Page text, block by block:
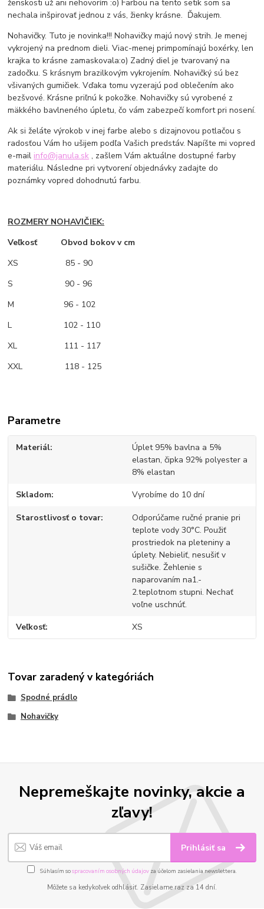
ženskosti už ani nehovorím :o) Farbou na tento setik som sa
nechala inšpirovať jednou z vás, žienky krásne. Ďakujem.
Nohavičky. Tuto je novinka!!! Nohavičky majú nový strih. Je menej
vykrojený na prednom dieli. Viac-menej primpomínajú boxérky, len
krajka to krásne zamaskovala:o) Zadný diel je tvarovaný na
zadočku. S krásnym brazilkovým vykrojením. Nohavičký sú bez
všivaných gumičiek. Vďaka tomu vyzerajú pod oblečením ako
bezšvové. Krásne priľnú k pokožke. Nohavičky sú vyrobené z
mäkkého bavlneného úpletu, čo vám zabezpečí komfort pri nosení.
Ak si želáte výrokob v inej farbe alebo s dizajnovou potlačou s
radosťou Vám ho ušijem podľa Vašich predstáv. Napíšte mi vopred
e-mail info@janula.sk , zašlem Vám aktuálne dostupné farby
materiálu. Následne pri vytvorení objednávky zadajte do
poznámky vopred dohodnutú farbu.
ROZMERY NOHAVIČIEK:
Veľkosť Obvod bokov v cm
XS
85 - 90
S 90 - 96
M
96 - 102
L 102 - 110
XL 111 - 117
XXL 118 - 125
Parametre
Materiál
Úplet 95% bavlna a 5%
elastan, čipka 92% polyester a
8% elastan
Skladom Vyrobíme do 10 dní
Starostlivosť o tovar
Odporúčame ručné pranie pri
teplote vody 30°C. Použiť
prostriedok na pleteniny a
úplety. Nebieliť, nesušiť v
sušičke. Žehlenie s
naparovaním na1.-
2.teplotnom stupni. Nechať
voľne uschnúť.
Veľkosť XS
Tovar zaradený v kategóriách
Spodné prádlo
Nohavičky
Nepremeškajte novinky, akcie a
zľavy!
Prihlásiť sa
Súhlasím sospracovaním osobných údajov za účelom zasielania newslettera.
Môžete sa kedykoľvek odhlásiť. Zasielame raz za 14 dní.